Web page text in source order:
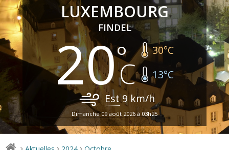
LUXEMBOURG
FINDEL
20 30°C
13°C
Est9 km/h
Dimanche 09 août 2026 à 03h25